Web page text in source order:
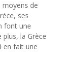
moyens de
ses
font une
la Grèce
en fait une